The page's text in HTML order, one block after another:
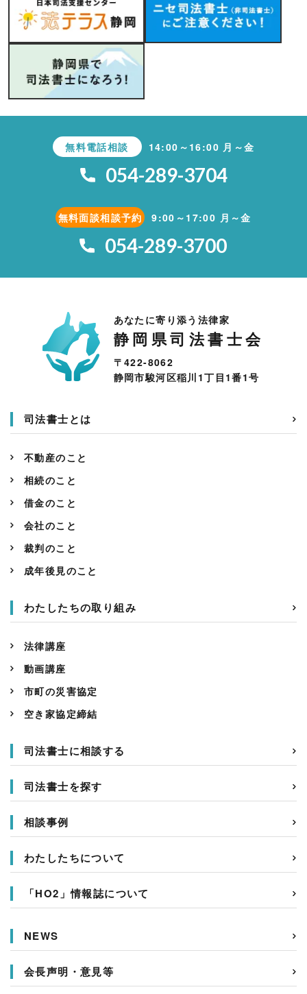
無料電話相談 14:00～16:00 月～金
054-289-3704
無料面談相談予約 9:00～17:00 月～金
054-289-3700
あなたに寄り添う法律家
静岡県司法書士会
〒422-8062
静岡市駿河区稲川1丁目1番1号
司法書士とは
不動産のこと
相続のこと
借金のこと
会社のこと
裁判のこと
成年後見のこと
わたしたちの取り組み
法律講座
動画講座
市町の災害協定
空き家協定締結
司法書士に相談する
司法書士を探す
相談事例
わたしたちについて
「HO2」情報誌について
NEWS
会長声明・意見等